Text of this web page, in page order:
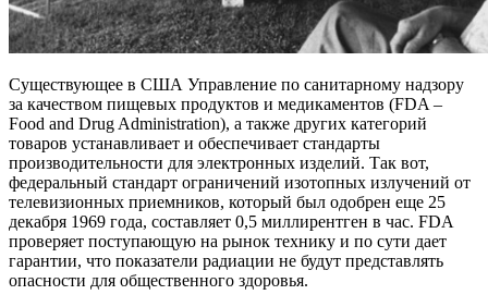
Существующее в США Управление по санитарному надзору
за качеством пищевых продуктов и медикаментов (FDA –
Food and Drug Administration), а также других категорий
товаров устанавливает и обеспечивает стандарты
производительности для электронных изделий. Так вот,
федеральный стандарт ограничений изотопных излучений от
телевизионных приемников, который был одобрен еще 25
декабря 1969 года, составляет 0,5 миллирентген в час. FDA
проверяет поступающую на рынок технику и по сути дает
гарантии, что показатели радиации не будут представлять
опасности для общественного здоровья.